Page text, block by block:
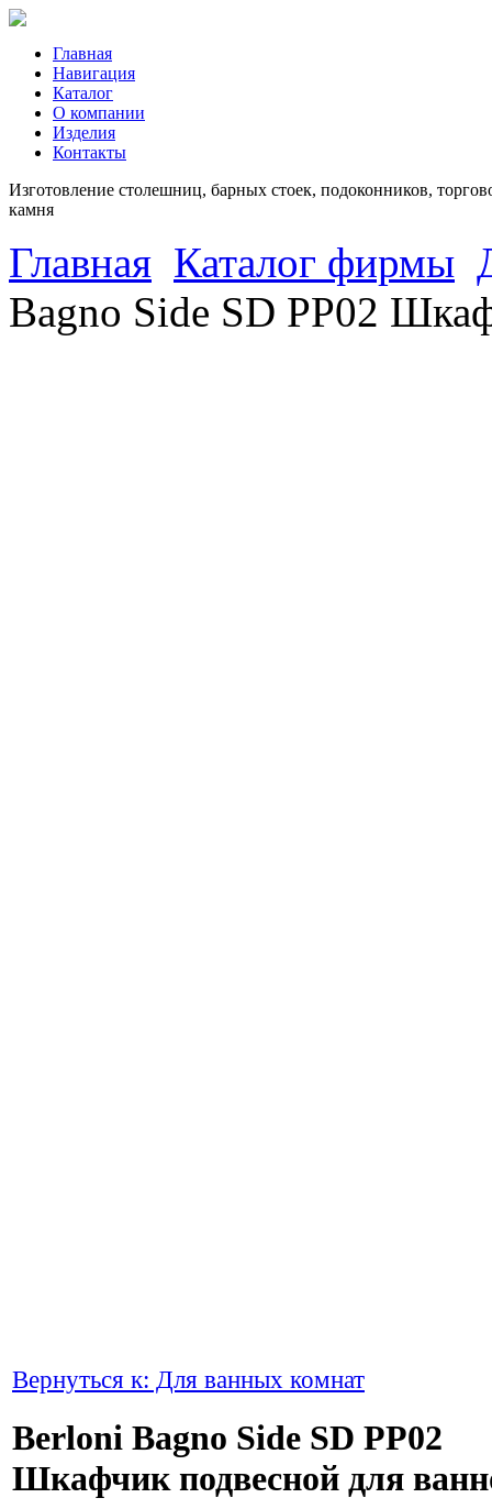
Главная
Навигация
Каталог
О компании
Изделия
Контакты
Изготовление столешниц, барных стоек, подоконников,
камня
Главная Каталог фирмы
Bagno Side SD PP02
Вернуться к: Для ванных комнат
Berloni Bagno Side SD PP02
Шкафчик подвесной для